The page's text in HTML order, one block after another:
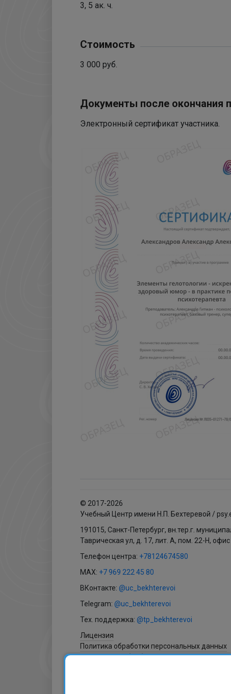
3, 5 ак. ч.
Стоимость
3 000 руб.
Документы после окончания
Электронный сертификат участника.
© 2017-2026
Учебный Центр имени Н.П. Бехтеревой /
191015, Санкт-Петербург, вн.тер.г.
Таврическая ул, д. 17, лит. А, пом. 22-Н, офис
Телефон центра: +78124674580
MAX: +7 969 222 45 80
ВКонтакте: @uc_bekhterevoi
Telegram: @uc_bekhterevoi
Тех. поддержка: @tp_bekhterevoi
Лицензия
Политика обработки персональных данных
Согласие на обработку персональных